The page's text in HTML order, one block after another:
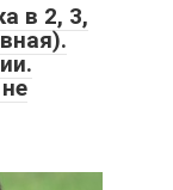
в 2, 3,